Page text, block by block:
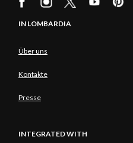
IN LOMBARDIA
Über uns
Kontakte
Presse
INTEGRATED WITH